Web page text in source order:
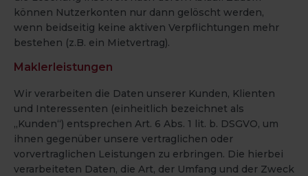
können Nutzerkonten nur dann gelöscht werden,
wenn beidseitig keine aktiven Verpflichtungen mehr
bestehen (z.B. ein Mietvertrag).
Maklerleistungen
Wir verarbeiten die Daten unserer Kunden, Klienten
und Interessenten (einheitlich bezeichnet als
„Kunden“) entsprechen Art. 6 Abs. 1 lit. b. DSGVO, um
ihnen gegenüber unsere vertraglichen oder
vorvertraglichen Leistungen zu erbringen. Die hierbei
verarbeiteten Daten, die Art, der Umfang und der Zweck